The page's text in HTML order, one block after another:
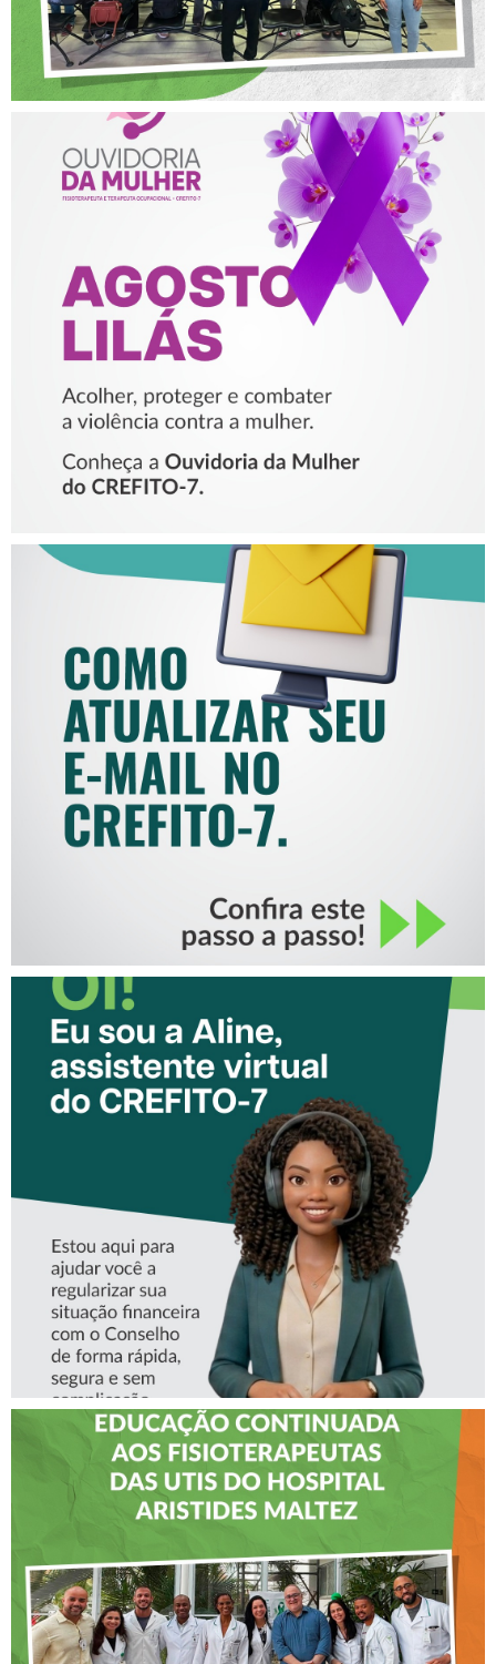
AGOSTO LILÁS – ACOLHER,
PROTEGER E COMBATER A
VIOLÊNCIA CONTRA A
MULHER
COMO ATUALIZAR SEU E-
MAIL NO CREFITO-7
CONHEÇA A ‘ALINE’,
ASSISTENTE VIRTUAL DO
CREFITO-7
CREFITO-7 LEVA EDUCAÇÃO
CONTINUADA AOS
FISIOTERAPEUTAS DAS UTIs
DO HOSPITAL ARISTIDES
MALTEZ